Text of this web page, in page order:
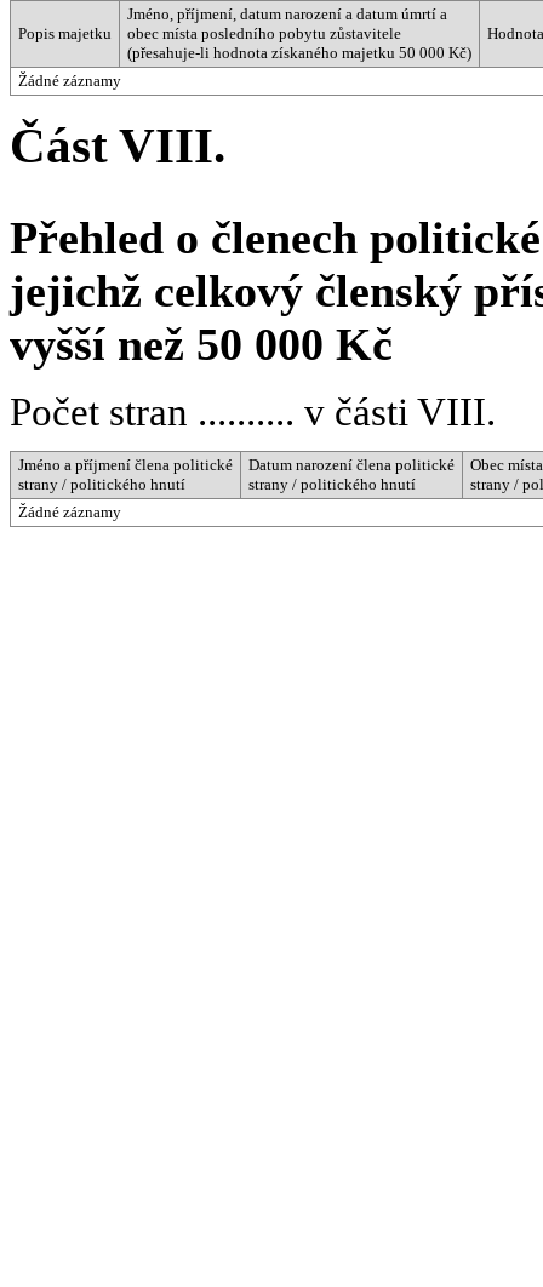
Popis majetku
Jméno, příjmení, datum narození a datum úmrtí a
obec místa posledního pobytu zůstavitele
(přesahuje-li hodnota získaného majetku 50 000 Kč)
Žádné záznamy
Část VIII.
Přehled o členech
jejichž celkový členský
vyšší než 50 000 Kč
Počet stran .......... v části VIII.
Jméno a příjmení člena politické
strany / politického hnutí
Datum narození člena politické
strany / politického hnutí
Obec
strany /
Žádné záznamy